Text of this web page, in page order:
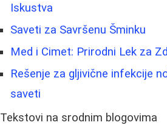
Iskustva
Saveti za Savršenu Šminku
Med i Cimet: Prirodni Lek za
Rešenje za gljivične infekcije
saveti
Tekstovi na srodnim blogovima